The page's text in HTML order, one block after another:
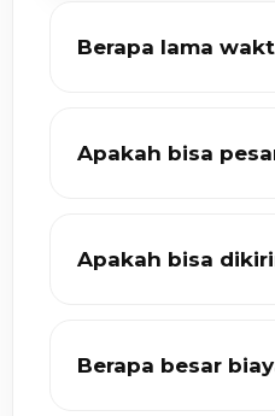
Berapa lama
Apakah bisa
Apakah bisa
Berapa besar